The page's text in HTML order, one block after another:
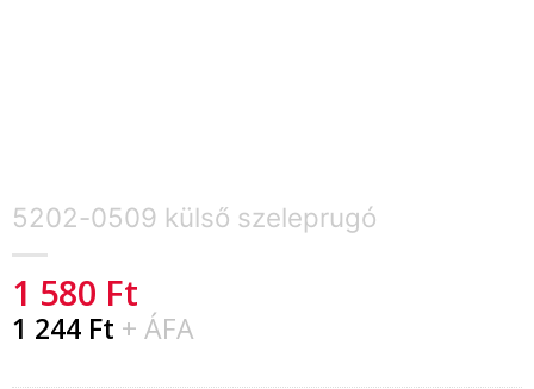
5202-0509 külső szeleprugó
1 580 Ft
1 244 Ft + ÁFA